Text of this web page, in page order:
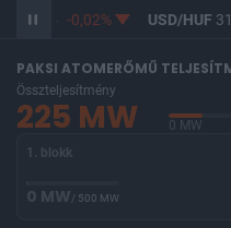
365,35 -0,02% USD/HUF
PAKSI ATOMERŐMŰ
Összteljesítmény
225 MW 0 MW
1. blokk
0 MW/ 500 MW